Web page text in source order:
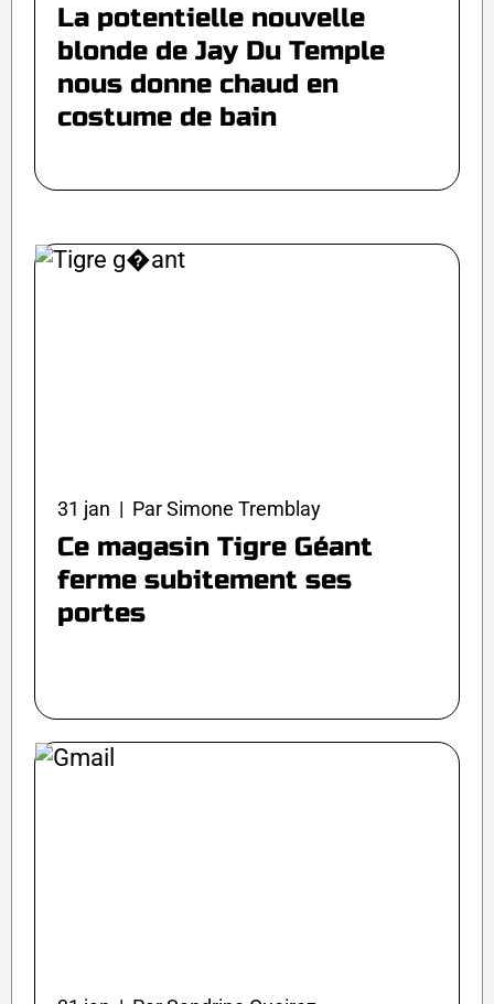
La potentielle nouvelle
blonde de Jay Du Temple
nous donne chaud en
costume de bain
31 jan | Par Simone Tremblay
Ce magasin Tigre Géant
ferme subitement ses
portes